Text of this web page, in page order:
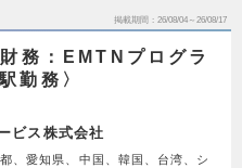
掲載期間 26/08/04～26/08/17
務：EMTNプログラ
勤務〉
ビス株式会社
、愛知県、中国、韓国、台湾、シ